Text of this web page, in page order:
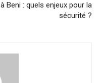
à Beni : quels enjeux pour la
sécurité ?